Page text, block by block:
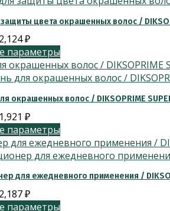
цвета окрашенных волос /
2,124₽
параметры
окрашенных волос / DIKSOPRIME SUPER
1,921 ₽
параметры
для ежедневного применения /
2,187₽
параметры